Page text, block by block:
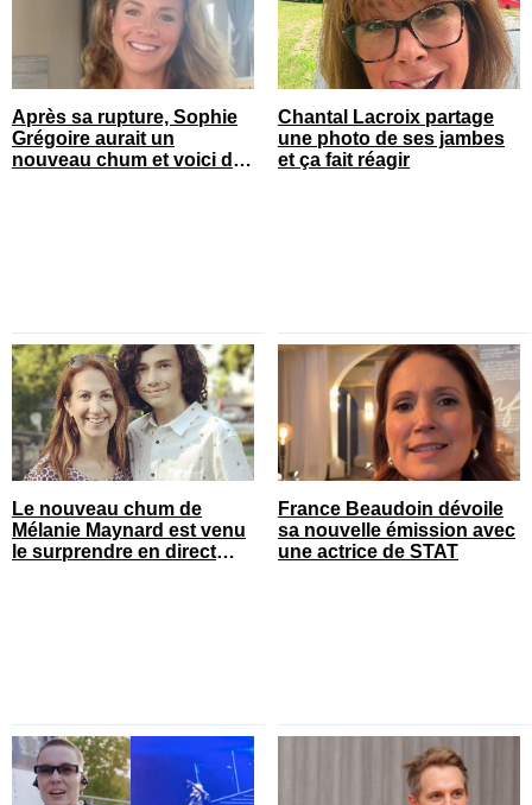
Après sa rupture, Sophie
Grégoire aurait un
nouveau chum et voici de
Chantal Lacroix partage
une photo de ses jambes
et ça fait réagir
Le nouveau chum de
Mélanie Maynard est venu
le surprendre en direct
France Beaudoin dévoile
sa nouvelle émission avec
une actrice de STAT